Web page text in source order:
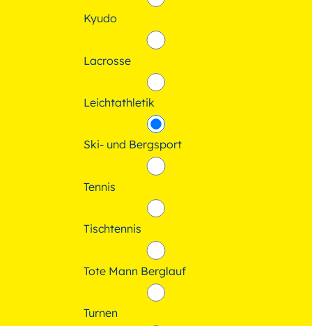
Kyudo
Lacrosse
Leichtathletik
Ski- und Bergsport
Tennis
Tischtennis
Tote Mann Berglauf
Turnen